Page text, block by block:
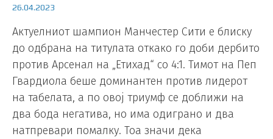
26.04.2023
Актуелниот шампион Манчестер Сити е блиску
до одбрана на титулата откако го доби дербито
против Арсенал на „Етихад“ со 4:1. Тимот на Пеп
Гвардиола беше доминантен против лидерот
на табелата, а по овој триумф се доближи на
два бода негатива, но има одиграно и два
натпревари помалку. Тоа значи дека